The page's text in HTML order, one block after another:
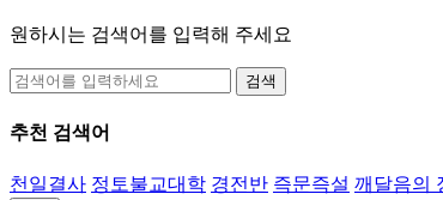
원하시는 검색어를 입력해 주세요
검색
추천 검색어
천일결사 정토불교대학 경전반 즉문즉설 깨달음의